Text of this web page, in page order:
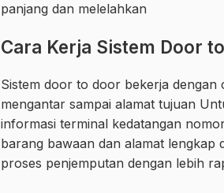
panjang dan melelahkan
Cara Kerja Sistem Door
Sistem door to door bekerja
mengantar sampai alamat tujuan
informasi terminal kedatangan
barang bawaan dan alamat
proses penjemputan dengan lebih